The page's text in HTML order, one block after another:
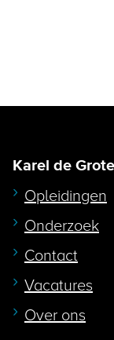
Karel de
Opleidingen
Onderzoek
Contact
Vacatures
Over ons